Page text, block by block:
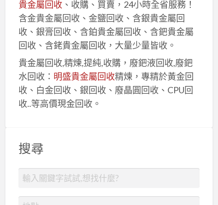
貴金屬回收、收購、買賣，24小時全省服務！
含金貴金屬回收、金鹽回收、含銀貴金屬回
收、銀膏回收、含鉑貴金屬回收、含鈀貴金屬
回收、含銠貴金屬回收，大量少量皆收。
貴金屬回收,精煉,提純,收購，廢鈀液回收,廢鈀
水回收： 明盛貴金屬回收精煉，專精於黃金回
收、白金回收、銀回收、廢晶圓回收、CPU回
收..等高價現金回收。
搜尋